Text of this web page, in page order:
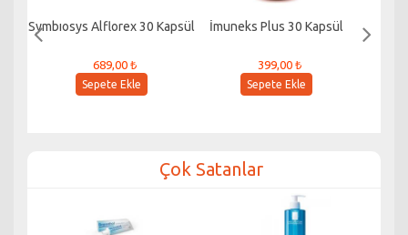
Symbıosys Alflorex 30 Kapsül
689,00 ₺
Sepete Ekle
İmuneks Plus 30 Kapsül
399,00 ₺
Sepete Ekle
Çok Satanlar